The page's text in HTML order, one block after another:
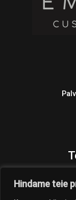
Hindame teie
Products